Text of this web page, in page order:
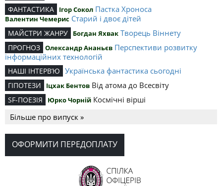
ФАНТАСТИКА Ігор Сокол Пастка Хроноса
Валентин Чемерис Старий і двоє дітей
МАЙСТРИ ЖАНРУ Богдан Яхвак Творець Віннету
ПРОГНОЗ Олександр Ананьєв Перспективи розвитку
інформаційних технологій
НАШІ ІНТЕРВ’Ю Українська фантастика сьогодні
ГІПОТЕЗИ Іцхак Бентов Від атома до Всесвіту
SF-ПОЕЗІЯ Юрко Чорній Космічні вірші
Більше про випуск »
ОФОРМИТИ ПЕРЕДОПЛАТУ